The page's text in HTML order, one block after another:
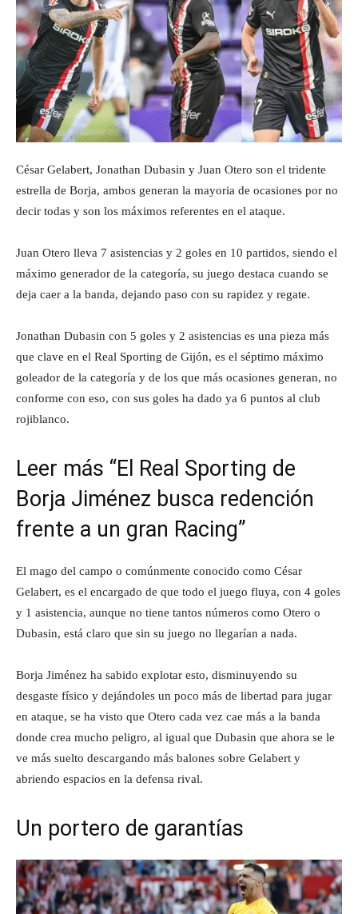
César Gelabert, Jonathan Dubasin y Juan Otero son el tridente
estrella de Borja, ambos generan la mayoria de ocasiones por no
decir todas y son los máximos referentes en el ataque.
Juan Otero lleva 7 asistencias y 2 goles en 10 partidos, siendo el
máximo generador de la categoría, su juego destaca cuando se
deja caer a la banda, dejando paso con su rapidez y regate.
Jonathan Dubasin con 5 goles y 2 asistencias es una pieza más
que clave en el Real Sporting de Gijón, es el séptimo máximo
goleador de la categoría y de los que más ocasiones generan, no
conforme con eso, con sus goles ha dado ya 6 puntos al club
rojiblanco.
Leer más “El Real Sporting de
Borja Jiménez busca redención
frente a un gran Racing”
El mago del campo o comúnmente conocido como César
Gelabert, es el encargado de que todo el juego fluya, con 4 goles
y 1 asistencia, aunque no tiene tantos números como Otero o
Dubasin, está claro que sin su juego no llegarían a nada.
Borja Jiménez ha sabido explotar esto, disminuyendo su
desgaste físico y dejándoles un poco más de libertad para jugar
en ataque, se ha visto que Otero cada vez cae más a la banda
donde crea mucho peligro, al igual que Dubasin que ahora se le
ve más suelto descargando más balones sobre Gelabert y
abriendo espacios en la defensa rival.
Un portero de garantías